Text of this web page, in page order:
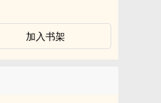
加入书架